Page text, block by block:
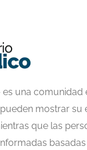
una comunidad
mostrar su
que las